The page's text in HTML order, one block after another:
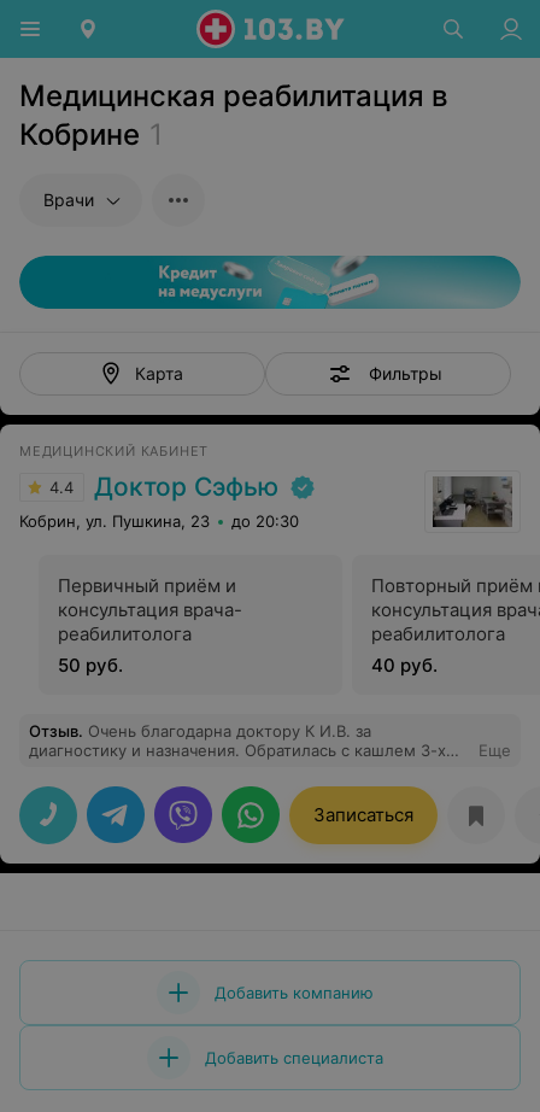
Медицинская реабилитация в
Кобрине 1
Врачи
Карта Фильтры
МЕДИЦИНСКИЙ КАБИНЕТ
4.4 Доктор Сэфью
Кобрин, ул. Пушкина, 23 до 20:30
Первичный приём и
консультация врача-
реабилитолога
50 руб.
Повторный приём
консультация
реабилитолога
40 руб.
Отзыв. Очень благодарна доктору К И.В. за
диагностику и назначения. Обратилась с кашлем 3-х
назначения доктором препаратов все прошло. Также
прошла полное обследование по кардиологии
(требовалась смена препаратов). Новые назначения
способствовали стабилизации давления и пульса.
Самочувствие шикарное. Огромное спасибо доктору.
Еще
Записаться
Добавить компанию
Добавить специалиста